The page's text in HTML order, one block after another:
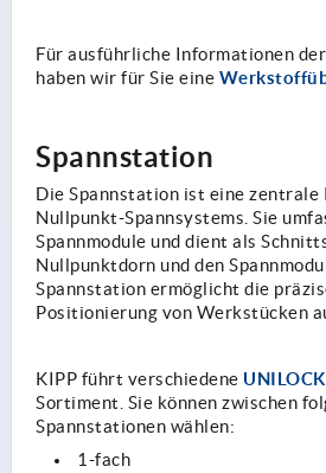
Für ausführliche Informationen
haben wir für Sie eine
Spannstation
Die Spannstation ist eine zentrale
Nullpunkt-Spannsystems. Sie
Spannmodule und dient als
Nullpunktdorn und den
Spannstation ermöglicht die
Positionierung von Werkstücken
KIPP führt verschiedene
Sortiment. Sie können zwischen
Spannstationen wählen:
1-fach